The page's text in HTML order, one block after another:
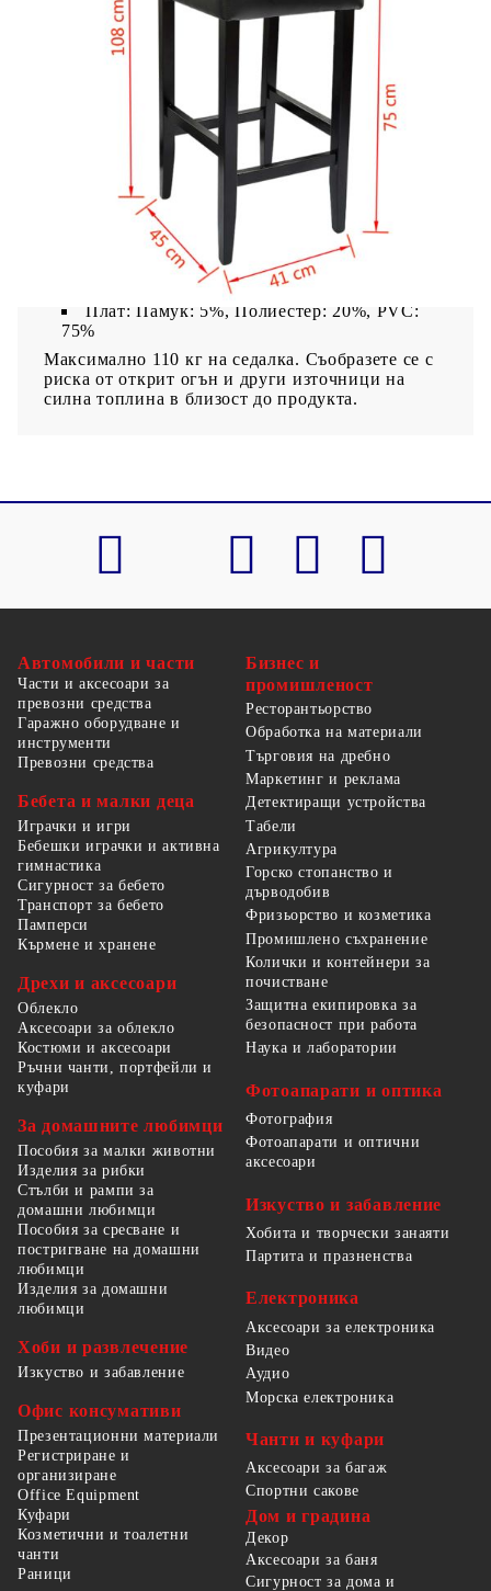
Столове:
Цвят на седалката: Черен
Цвят на рамката: Черен
Размер: 41 x 45 x 108 см (Д x Ш x В)
Височина на седалката: 75 см
Височина на облегалката: прибл. 35 см
Крака на стола: Материал дърво
Брой: 2 стола
Плат: Памук: 5%, Полиестер: 20%, PVC:
75%
Максимално 110 кг на седалка. Съобразете се с
риска от открит огън и други източници на
силна топлина в близост до продукта.
Автомобили и части
Части и аксесоари за
превозни средства
Гаражно оборудване и
инструменти
Превозни средства
Бебета и малки деца
Играчки и игри
Бебешки играчки и активна
гимнастика
Сигурност за бебето
Транспорт за бебето
Памперси
Кърмене и хранене
Дрехи и аксесоари
Облекло
Аксесоари за облекло
Костюми и аксесоари
Ръчни чанти, портфейли и
куфари
За домашните любимци
Пособия за малки животни
Изделия за рибки
Стълби и рампи за
домашни любимци
Пособия за сресване и
постригване на домашни
любимци
Изделия за домашни
любимци
Хоби и развлечение
Изкуство и забавление
Офис консумативи
Презентационни материали
Регистриране и
организиране
Office Equipment
Бизнес и
промишленост
Ресторантьорство
Обработка на материали
Търговия на дребно
Маркетинг и реклама
Детектиращи устройства
Табели
Агрикултура
Горско стопанство и
дърводобив
Фризьорство и козметика
Промишлено съхранение
Колички и контейнери за
почистване
Защитна екипировка за
безопасност при работа
Наука и лаборатории
Фотоапарати и оптика
Фотография
Фотоапарати и оптични
аксесоари
Изкуство и забавление
Хобита и творчески занаяти
Партита и празненства
Електроника
Аксесоари за електроника
Видео
Аудио
Морска електроника
Чанти и куфари
Аксесоари за багаж
Спортни сакове
Куфари
Козметични и тоалетни
чанти
Раници
Дом и градина
Декор
Аксесоари за баня
Сигурност за дома и